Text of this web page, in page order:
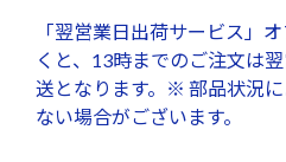
「翌営業日出荷サービス」
くと、13時までのご注文は
送となります。※ 部品状況
ない場合がございます。